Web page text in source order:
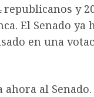
y
El Senado ya
en una
al